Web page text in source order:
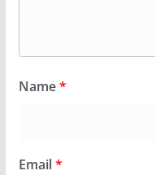
Name*
Email*